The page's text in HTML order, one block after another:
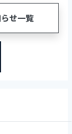
せ一覧